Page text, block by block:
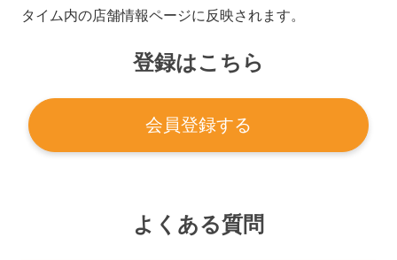
タイム内の店舗情報ページに反映されます。
登録はこちら
会員登録する
よくある質問